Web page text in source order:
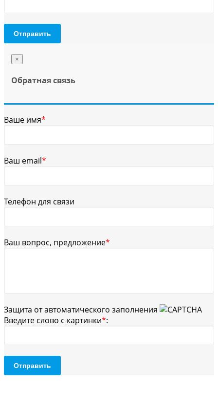
Отправить
×
Обратная связь
Ваше имя*
Ваш email*
Телефон для связи
Ваш вопрос, предложение*
Защита от автоматического заполнения
Введите слово с картинки*:
Отправить